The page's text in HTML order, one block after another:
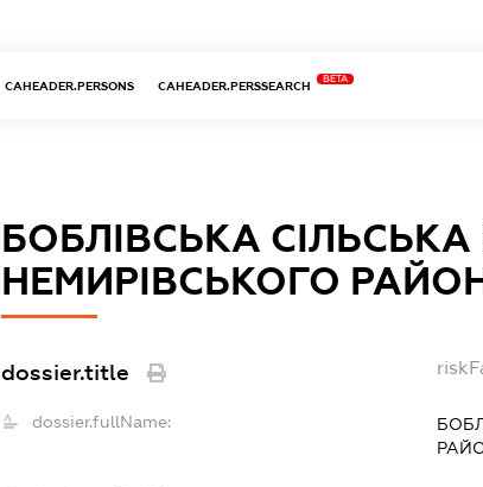
CAHEADER.PERSONS CAHEADER.PERSSEARCH
BETA
БОБЛІВСЬКА
НЕМИРІВСЬКОГО
dossier.title
dossier.fullName: